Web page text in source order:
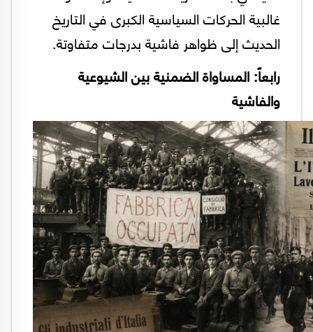
غالبية الحركات السياسية الكبرى في التاريخ
الحديث إلى ظواهر فاشية بدرجات متفاوتة.
رابعاً: المساواة الضمنية بين الشيوعية
والفاشية